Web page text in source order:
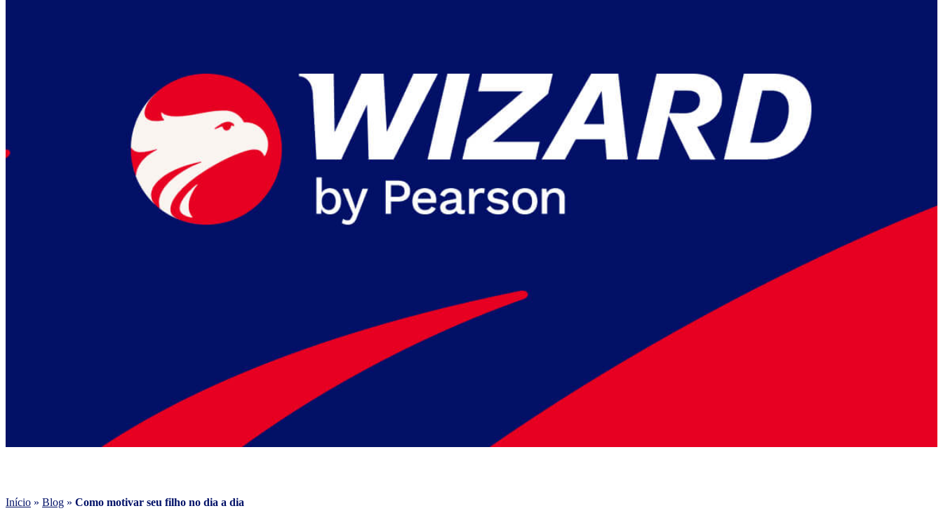
Início » Blog » Como motivar seu filho no dia a dia